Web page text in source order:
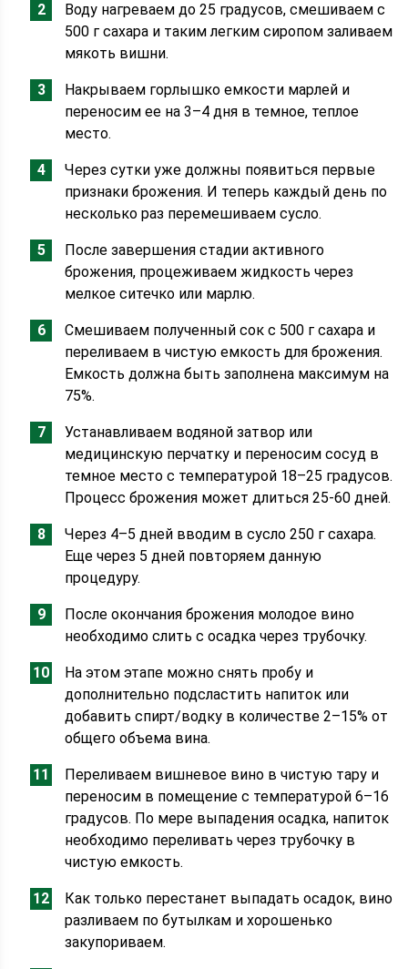
Воду нагреваем до 25 градусов, смешиваем с
500 г сахара и таким легким сиропом заливаем
мякоть вишни.
Накрываем горлышко емкости марлей и
переносим ее на 3–4 дня в темное, теплое
место.
Через сутки уже должны появиться первые
признаки брожения. И теперь каждый день по
несколько раз перемешиваем сусло.
После завершения стадии активного
брожения, процеживаем жидкость через
мелкое ситечко или марлю.
Смешиваем полученный сок с 500 г сахара и
переливаем в чистую емкость для брожения.
Емкость должна быть заполнена максимум на
75%.
Устанавливаем водяной затвор или
медицинскую перчатку и переносим сосуд в
темное место с температурой 18–25 градусов.
Процесс брожения может длиться 25-60 дней.
Через 4–5 дней вводим в сусло 250 г сахара.
Еще через 5 дней повторяем данную
процедуру.
После окончания брожения молодое вино
необходимо слить с осадка через трубочку.
На этом этапе можно снять пробу и
дополнительно подсластить напиток или
добавить спирт/водку в количестве 2–15% от
общего объема вина.
Переливаем вишневое вино в чистую тару и
переносим в помещение с температурой 6–16
градусов. По мере выпадения осадка, напиток
необходимо переливать через трубочку в
чистую емкость.
Как только перестанет выпадать осадок, вино
разливаем по бутылкам и хорошенько
закупориваем.